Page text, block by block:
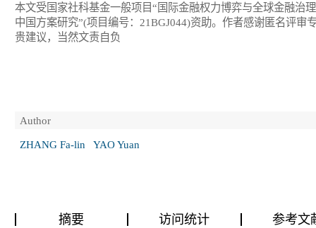
本文受国家社科基金一般项目“国际金融权力博弈与全球金融治
中国方案研究”(项目编号：21BGJ044)资助。作者感谢匿名评审
贵建议，当然文责自负
Author
ZHANG Fa-lin
YAO Yuan
摘要 访问统计
参考文